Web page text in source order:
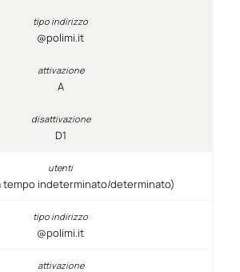
@polimi.it
A
D1
tempo indeterminato/determinato)
@polimi.it